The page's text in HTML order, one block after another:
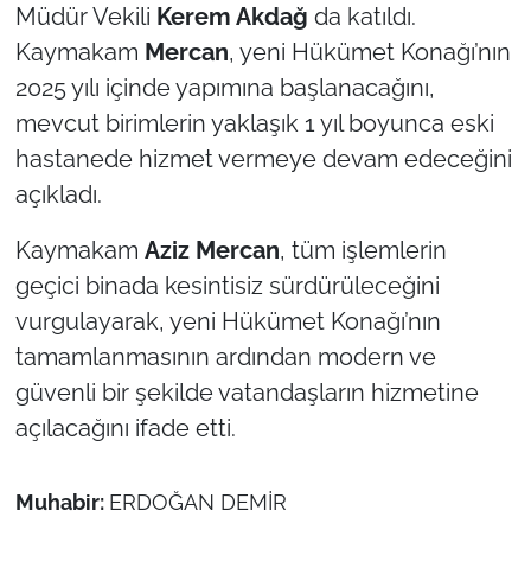
Müdür Vekili Kerem Akdağ da katıldı.
Kaymakam Mercan, yeni Hükümet Konağı’nın
2025 yılı içinde yapımına başlanacağını,
mevcut birimlerin yaklaşık 1 yıl boyunca eski
hastanede hizmet vermeye devam edeceğini
açıkladı.
Kaymakam Aziz Mercan, tüm işlemlerin
geçici binada kesintisiz sürdürüleceğini
vurgulayarak, yeni Hükümet Konağı’nın
tamamlanmasının ardından modern ve
güvenli bir şekilde vatandaşların hizmetine
açılacağını ifade etti.
Muhabir: ERDOĞAN DEMİR
İş Dünyası
Bilim Teknoloji
English News
Finans
Genel-A
Gündem-Eğitim